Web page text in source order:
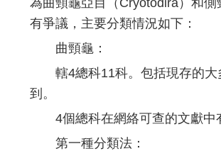
為曲頸龜亞目（Cryotodira）和
有爭議，主要分類情況如下：
曲頸龜：
轄4總科11科。包括現存的
到。
4個總科在網絡可查的文獻中
第一種分類法：